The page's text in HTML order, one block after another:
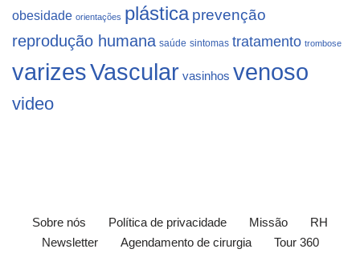
obesidade orientações plástica prevenção
reprodução humana saúde sintomas tratamento trombose
varizesVascular vasinhos venoso
video
Sobre nós Política de privacidade Missão
RH
Newsletter
Agendamento de cirurgia Tour 360